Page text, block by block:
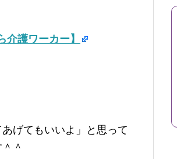
護ワーカー】
げてもいいよ」と思って
＾